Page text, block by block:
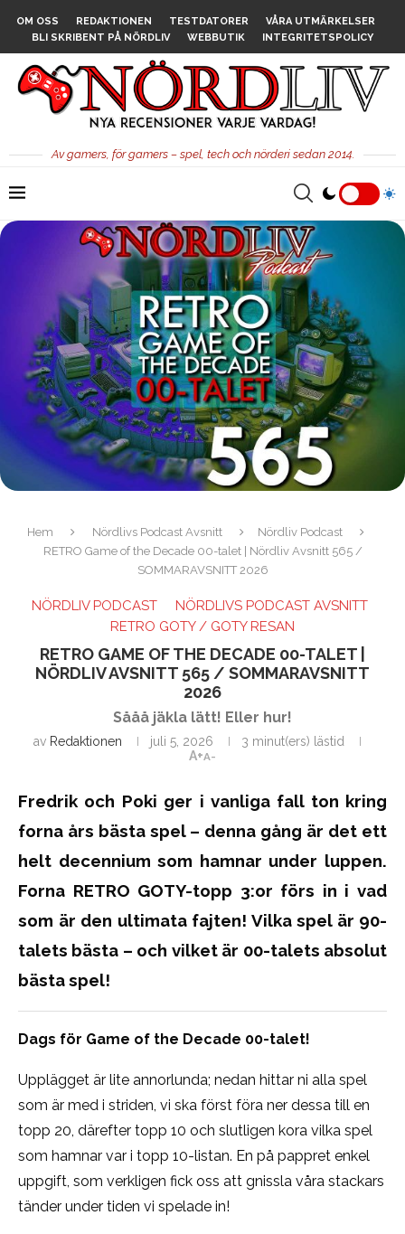
OM OSS REDAKTIONEN TESTDATORER
VÅRA UTMÄRKELSER
BLI SKRIBENT PÅ NÖRDLIV
WEBBUTIK INTEGRITETSPOLICY
Av gamers, för gamers – spel, tech och nörderi sedan 2014.
Hem Nördlivs Podcast Avsnitt
Nördliv Podcast
RETRO Game of the Decade 00-talet | Nördliv Avsnitt 565 /
SOMMARAVSNITT 2026
NÖRDLIV PODCAST
NÖRDLIVS PODCAST AVSNITT
RETRO GOTY / GOTY RESAN
RETRO GAME OF THE DECADE 00-TALET |
NÖRDLIV AVSNITT 565 / SOMMARAVSNITT
2026
Sååå jäkla lätt! Eller hur!
av Redaktionen juli 5, 2026
3 minut(ers) lästid
A+A-
Fredrik och Poki ger i vanliga fall ton kring
forna års bästa spel – denna gång är det ett
helt decennium som hamnar under luppen.
Forna RETRO GOTY-topp 3:or förs in i vad
som är den ultimata fajten! Vilka spel är 90-
talets bästa – och vilket är 00-talets absolut
bästa spel!
Dags för Game of the Decade 00-talet!
Upplägget är lite annorlunda; nedan hittar ni alla spel
som är med i striden, vi ska först föra ner dessa till en
topp 20, därefter topp 10 och slutligen kora vilka spel
som hamnar var i topp 10-listan. En på pappret enkel
uppgift, som verkligen fick oss att gnissla våra stackars
tänder under tiden vi spelade in!